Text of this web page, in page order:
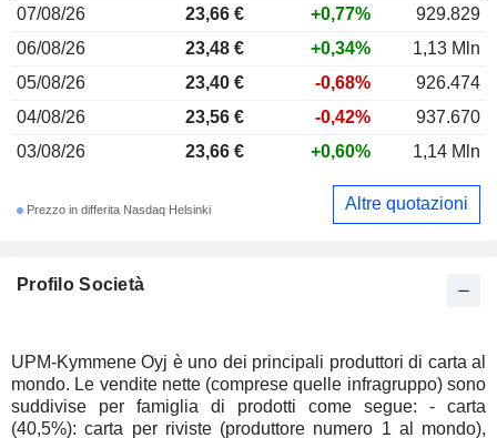
Profilo Società
UPM-Kymmene Oyj è uno dei principali produttori di carta al
mondo. Le vendite nette (comprese quelle infragruppo) sono
suddivise per famiglia di prodotti come segue: - carta
(40,5%): carta per riviste (produttore numero 1 al mondo),
07/08/26
23,66 € +0,77%
929.829
06/08/26
23,48 € +0,34%
1,13 Mln
05/08/26
23,40 € -0,68%
926.474
04/08/26
23,56 € -0,42%
937.670
03/08/26
23,66 € +0,60% 1,14 Mln
Prezzo in differita Nasdaq Helsinki Altre quotazioni